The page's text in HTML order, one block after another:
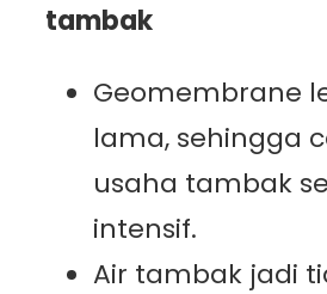
tambak
Geomembrane
lama, sehingga
usaha tambak
intensif.
Air tambak jadi